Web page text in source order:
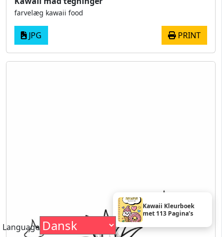
Kawaii Kleurboek
met 113 Pagina’s
farvelæg kawaii food
JPG PRINT
Language